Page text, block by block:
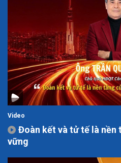
Video
Đoàn kết và tử tế là nền
vững